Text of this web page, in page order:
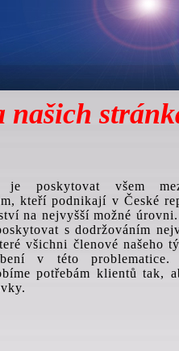
našich
je poskytovat všem
kteří podnikají v České
na nejvyšší možné
s dodržováním
všichni členové našeho
v této problematice.
potřebám klientů tak,